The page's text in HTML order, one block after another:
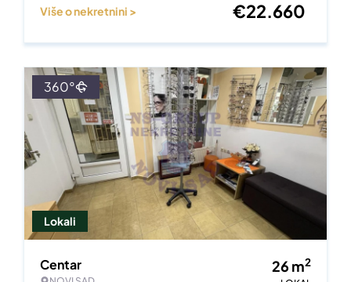
Više o nekretnini > €22.660
Lokali
360°
Centar 26 m2